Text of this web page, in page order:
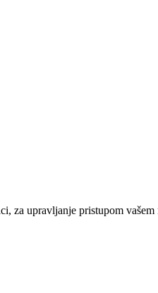
za upravljanje pristupom